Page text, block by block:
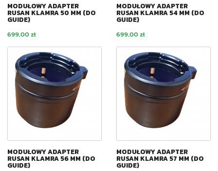
MODUŁOWY ADAPTER
RUSAN KLAMRA 50 MM (DO
GUIDE)
Cena
699,00 zł
MODUŁOWY ADAPTER
RUSAN KLAMRA 54 MM (DO
GUIDE)
Cena
699,00 zł
MODUŁOWY ADAPTER
RUSAN KLAMRA 56 MM (DO
GUIDE)
MODUŁOWY ADAPTER
RUSAN KLAMRA 57 MM (DO
GUIDE)